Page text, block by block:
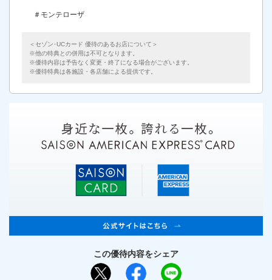
＃モンテローザ
＜セゾン･UCカード 優待のあるお店について＞
他の特典との併用は不可となります。
優待内容は予告なく変更・終了になる場合がございます。
優待特典は各施設・各店舗による提供です。
この優待内容をシェア